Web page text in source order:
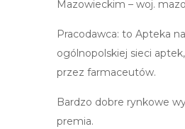
Mazowieckim – woj.
Pracodawca: to Apteka
ogólnopolskiej sieci
przez farmaceutów.
Bardzo dobre rynkowe
premia.